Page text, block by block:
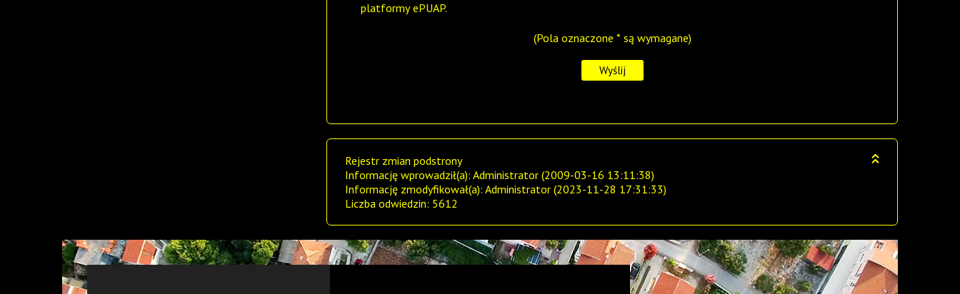
platformy ePUAP.
(Pola oznaczone * są wymagane)
Rejestr zmian podstrony
Informację wprowadził(a): Administrator (2009-03-16 13:11:38)
Informację zmodyfikował(a): Administrator (2023-11-28 17:31:33)
Liczba odwiedzin: 5612